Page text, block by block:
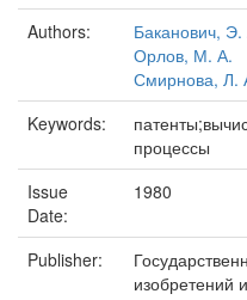
Authors:
Баканович, Э.
Орлов, М. А.
Смирнова, Л.
Keywords:
процессы
Issue
Date:
1980
Publisher:
изобретений